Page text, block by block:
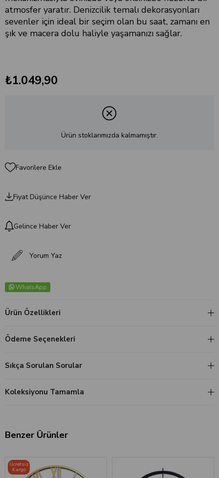
atmosfer yaratır. Denizcilik temalı dekorasyonları
sevenler için ideal bir seçim olan bu saat, zamanı en
şık ve macera dolu haliyle yaşamanızı sağlar.
₺1.049,90
Ürün stoklarımızda kalmamıştır.
Favorilere Ekle
Fiyat Düşünce Haber Ver
Gelince Haber Ver
Yorum Yaz
WhatsApp
Ürün Özellikleri
Ödeme Seçenekleri
Sıkça Sorulan Sorular
Koleksiyonu Tamamla
Benzer Ürünler
Ücretsiz
Kargo